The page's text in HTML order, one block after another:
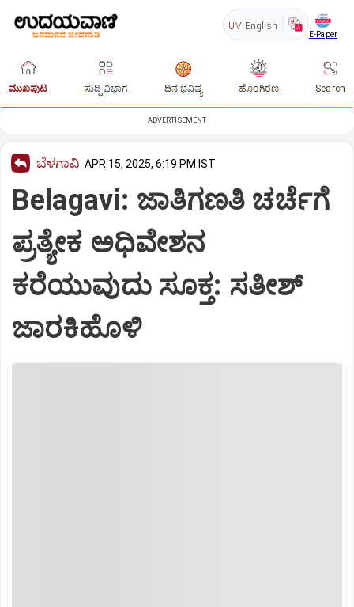
UV English
E-Paper
ಮುಖಪುಟ ಸುದ್ದಿ ವಿಭಾಗ ದಿನ ಭವಿಷ್ಯ ಹೊಂಗಿರಣ Search
ADVERTISEMENT
ಬೆಳಗಾವಿ APR 15, 2025, 6:19 PM IST
Belagavi: ಜಾತಿಗಣತಿ ಚರ್ಚೆಗೆ
ಪ್ರತ್ಯೇಕ ಅಧಿವೇಶನ
ಕರೆಯುವುದು ಸೂಕ್ತ: ಸತೀಶ್‌
ಜಾರಕಿಹೊಳಿ